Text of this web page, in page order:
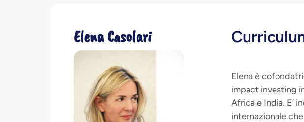
Elena Casolari
Elena è
impact investing
Africa e India. E’
internazionale